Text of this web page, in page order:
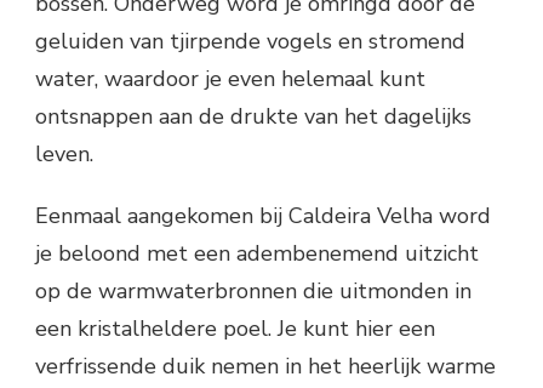
geluiden van tjirpende vogels en stromend
water, waardoor je even helemaal kunt
ontsnappen aan de drukte van het dagelijks
leven.
Eenmaal aangekomen bij Caldeira Velha word
je beloond met een adembenemend uitzicht
op de warmwaterbronnen die uitmonden in
een kristalheldere poel. Je kunt hier een
verfrissende duik nemen in het heerlijk warme